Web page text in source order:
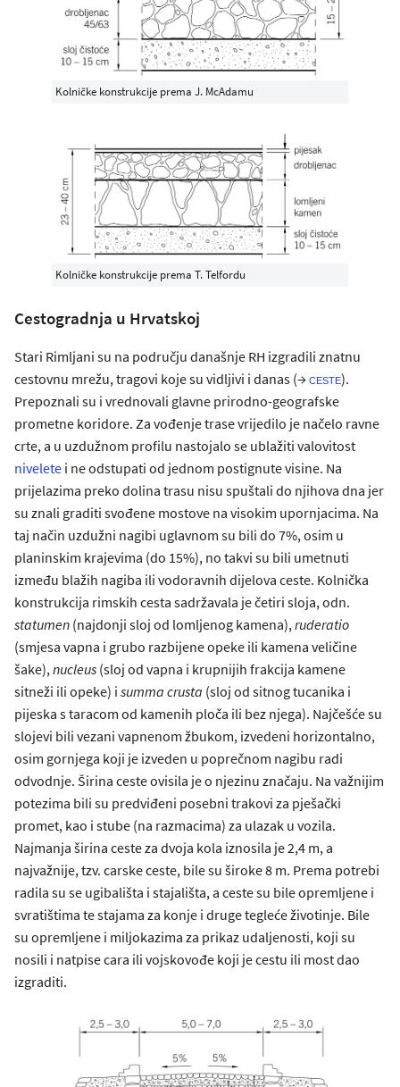
Kolničke konstrukcije prema J. McAdamu
Kolničke konstrukcije prema T. Telfordu
Cestogradnja u Hrvatskoj
Stari Rimljani su na području današnje RH izgradili znatnu
cestovnu mrežu, tragovi koje su vidljivi i danas (→ceste).
Prepoznali su i vrednovali glavne prirodno-geografske
prometne koridore. Za vođenje trase vrijedilo je načelo ravne
crte, a u uzdužnom profilu nastojalo se ublažiti valovitost
nivelete i ne odstupati od jednom postignute visine. Na
prijelazima preko dolina trasu nisu spuštali do njihova dna jer
su znali graditi svođene mostove na visokim upornjacima. Na
taj način uzdužni nagibi uglavnom su bili do 7%, osim u
planinskim krajevima (do 15%), no takvi su bili umetnuti
između blažih nagiba ili vodoravnih dijelova ceste. Kolnička
konstrukcija rimskih cesta sadržavala je četiri sloja, odn.
statumen (najdonji sloj od lomljenog kamena), ruderatio
(smjesa vapna i grubo razbijene opeke ili kamena veličine
šake), nucleus (sloj od vapna i krupnijih frakcija kamene
sitneži ili opeke) i summa crusta (sloj od sitnog tucanika i
pijeska s taracom od kamenih ploča ili bez njega). Najčešće su
slojevi bili vezani vapnenom žbukom, izvedeni horizontalno,
osim gornjega koji je izveden u poprečnom nagibu radi
odvodnje. Širina ceste ovisila je o njezinu značaju. Na važnijim
potezima bili su predviđeni posebni trakovi za pješački
promet, kao i stube (na razmacima) za ulazak u vozila.
Najmanja širina ceste za dvoja kola iznosila je 2,4 m, a
najvažnije, tzv. carske ceste, bile su široke 8 m. Prema potrebi
radila su se ugibališta i stajališta, a ceste su bile opremljene i
svratištima te stajama za konje i druge tegleće životinje. Bile
su opremljene i miljokazima za prikaz udaljenosti, koji su
nosili i natpise cara ili vojskovođe koji je cestu ili most dao
izgraditi.